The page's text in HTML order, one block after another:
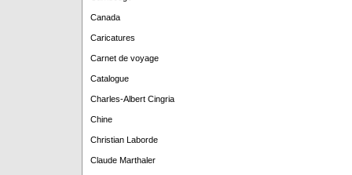
Canada
Caricatures
Carnet de voyage
Catalogue
Charles-Albert Cingria
Chine
Christian Laborde
Claude Marthaler